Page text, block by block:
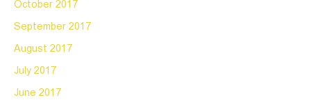
October 2017
September 2017
August 2017
July 2017
June 2017